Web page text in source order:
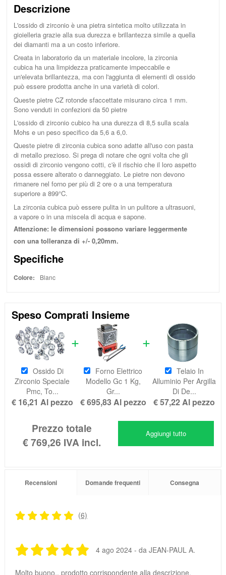
Descrizione
L'ossido di zirconio è una pietra sintetica molto utilizzata in
gioielleria grazie alla sua durezza e brillantezza simile a quella
dei diamanti ma a un costo inferiore.
Creata in laboratorio da un materiale incolore, la zirconia
cubica ha una limpidezza praticamente impeccabile e
un'elevata brillantezza, ma con l'aggiunta di elementi di ossido
può essere prodotta anche in una varietà di colori.
Queste pietre CZ rotonde sfaccettate misurano circa 1 mm.
Sono venduti in confezioni da 50 pietre
L'ossido di zirconio cubico ha una durezza di 8,5 sulla scala
Mohs e un peso specifico da 5,6 a 6,0.
Queste pietre di zirconia cubica sono adatte all'uso con pasta
di metallo prezioso. Si prega di notare che ogni volta che gli
ossidi di zirconio vengono cotti, c'è il rischio che il loro aspetto
possa essere alterato o danneggiato. Le pietre non devono
rimanere nel forno per più di 2 ore o a una temperatura
superiore a 899°C.
La zirconia cubica può essere pulita in un pulitore a ultrasuoni,
a vapore o in una miscela di acqua e sapone.
Attenzione: le dimensioni possono variare leggermente
con una tolleranza di +/- 0,20mm.
Specifiche
Colore: Blanc
Speso Comprati Insieme
Ossido Di
Zirconio Speciale
Pmc, To...
€ 16,21 Al pezzo
Forno Elettrico
Modello Gc 1 Kg,
Gr...
€ 695,83Al pezzo
Telaio In
Alluminio Per Argilla
Di De...
€ 57,22Al pezzo
Prezzo totale
€ 769,26 IVA incl.
Aggiungi tutto
Recensioni Domande frequenti Consegna
(6)
4 ago 2024 - da JEAN-PAUL A.
Molto buono., prodotto corrispondente alla descrizione.